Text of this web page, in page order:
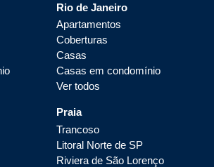
Rio de Janeiro
Apartamentos
Coberturas
Casas
Casas em condomínio
Ver todos
Praia
Trancoso
Litoral Norte de SP
Riviera de São Lorenço